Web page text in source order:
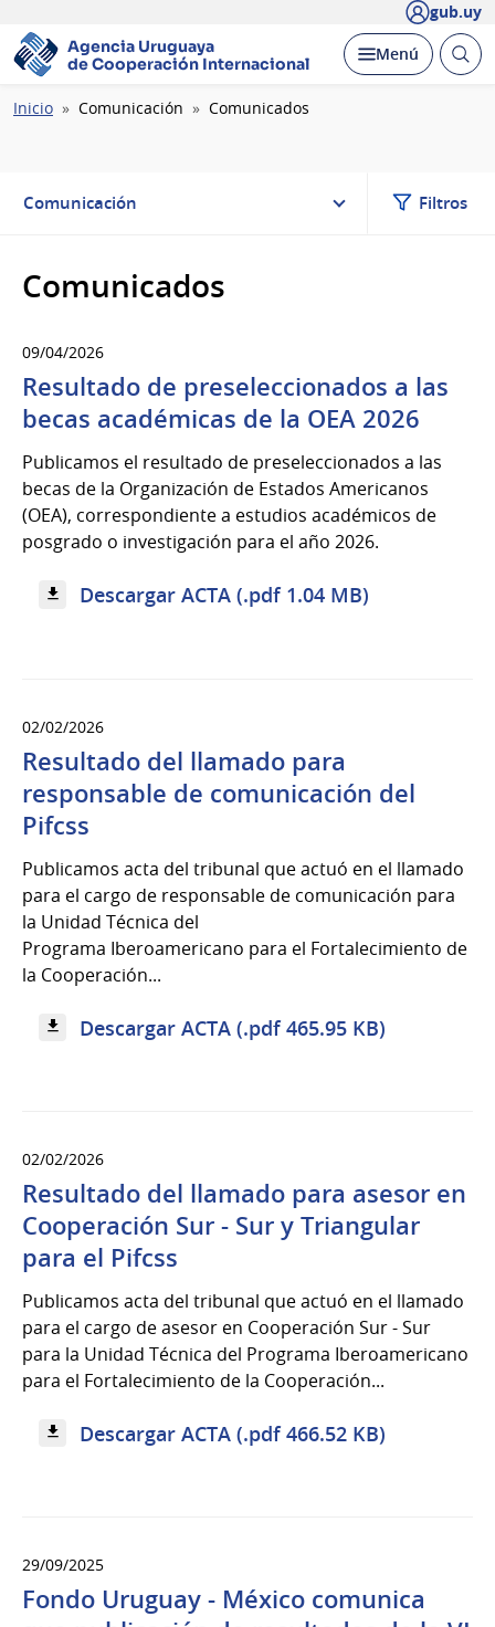
gub.uy
Agencia Uruguaya
de Cooperación Internacional
Desplegar
Menú Abrir
Ruta
Inicio Comunicación Comunicados
Comunicación Filtros
Comunicados
09/04/2026
Resultado de preseleccionados a las
becas académicas de la OEA 2026
Publicamos el resultado de preseleccionados a las
becas de la Organización de Estados Americanos
(OEA), correspondiente a estudios académicos de
posgrado o investigación para el año 2026.
Descargar ACTA (.pdf 1.04 MB)
02/02/2026
Resultado del llamado para
responsable de comunicación del
Pifcss
Publicamos acta del tribunal que actuó en el llamado
para el cargo de responsable de comunicación para
la Unidad Técnica del
Programa Iberoamericano para el Fortalecimiento de
la Cooperación...
Descargar ACTA (.pdf 465.95 KB)
02/02/2026
Resultado del llamado para asesor en
Cooperación Sur - Sur y Triangular
para el Pifcss
Publicamos acta del tribunal que actuó en el llamado
para el cargo de asesor en Cooperación Sur - Sur
para la Unidad Técnica del Programa Iberoamericano
para el Fortalecimiento de la Cooperación...
Descargar ACTA (.pdf 466.52 KB)
29/09/2025
Fondo Uruguay - México comunica